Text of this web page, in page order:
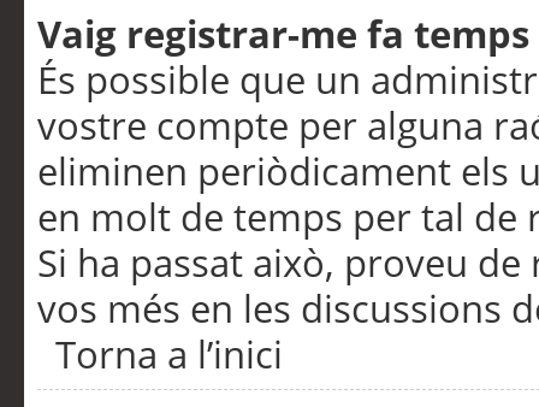
Vaig registrar-me fa
És possible que un
vostre compte per alguna
eliminen periòdicament els
en molt de temps per tal de
Si ha passat això, proveu
vos més en les discussions
Torna a l’inici